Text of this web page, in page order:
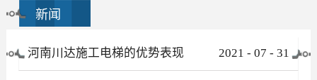
新闻
河南川达施工电梯的优势表现 2021 - 07 - 31